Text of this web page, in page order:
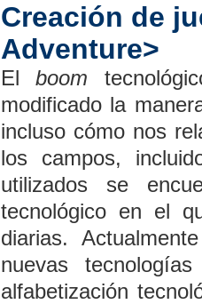
Creación de
Adventure>
Elboom
modificado la
incluso cómo nos
los campos,
utilizados se
tecnológico en el
diarias.
nuevas
alfabetización